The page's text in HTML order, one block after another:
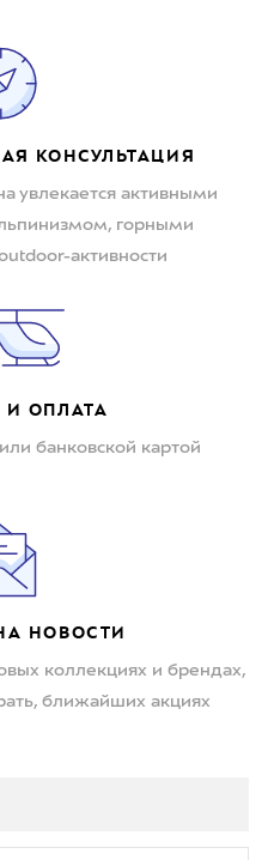
КОНСУЛЬТАЦИЯ
увлекается активными
горными
активности
И ОПЛАТА
банковской картой
НОВОСТИ
коллекциях и брендах,
ближайших акциях